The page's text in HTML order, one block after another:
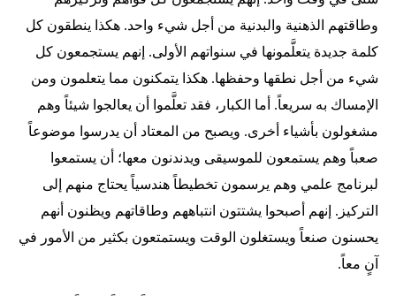
وطاقتهم الذهنية والبدنية من أجل شيء واحد. هكذا ينطقون كل
كلمة جديدة يتعلَّمونها في سنواتهم الأولى. إنهم يستجمعون كل
شيء من أجل نطقها وحفظها. هكذا يتمكنون مما يتعلمون ومن
الإمساك به سريعاً. أما الكبار، فقد تعلَّموا أن يعالجوا شيئاً وهم
مشغولون بأشياء أخرى. ويصبح من المعتاد أن يدرسوا موضوعاً
صعباً وهم يستمعون للموسيقى ويدندنون معها؛ أن يستمعوا
لبرنامج علمي وهم يرسمون تخطيطاً هندسياً يحتاج منهم إلى
التركيز. إنهم أصبحوا يشتتون انتباههم وطاقاتهم ويظنون أنهم
يحسنون صنعاً ويستغلون الوقت ويستمتعون بكثير من الأمور في
آنٍ معاً.